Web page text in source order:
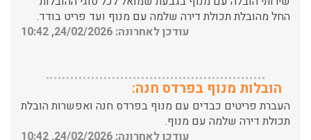
תכולת דירה שלמה עם מנוף.
עודכן לאחרונה: 24/02/2026, 10:42